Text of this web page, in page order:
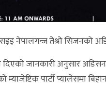
नेपालगन्ज तेश्रो सिजनको
जानकारी अनुसार
पार्टी प्यालेसमा